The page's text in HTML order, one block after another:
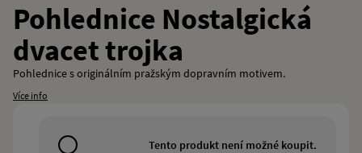
Pohlednice Nostalgická
dvacet trojka
Pohlednice s originálním pražským dopravním motivem.
Více info
Tento produkt není možné koupit.